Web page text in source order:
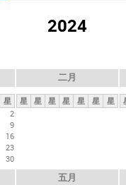
2024
星
2
9
16
23
30
二月
星 星 星 星 星 星 星
五月